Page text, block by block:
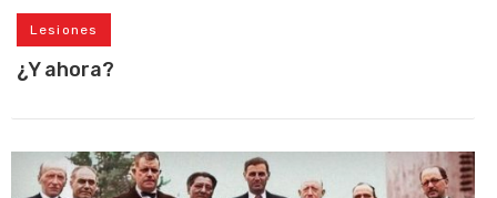
Lesiones
¿Y ahora?